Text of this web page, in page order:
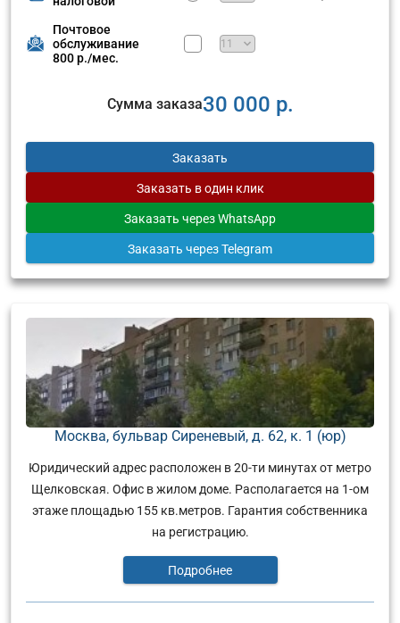
Почтовое
обслуживание
800 р./мес.
Сумма заказа30 000 р.
Заказать
Заказать в один клик
Заказать через WhatsApp
Заказать через Telegram
Москва, бульвар Сиреневый, д. 62, к. 1 (юр)
Юридический адрес расположен в 20-ти минутах от метро
Щелковская. Офис в жилом доме. Располагается на 1-ом
этаже площадью 155 кв.метров. Гарантия собственника
на регистрацию.
Подробнее